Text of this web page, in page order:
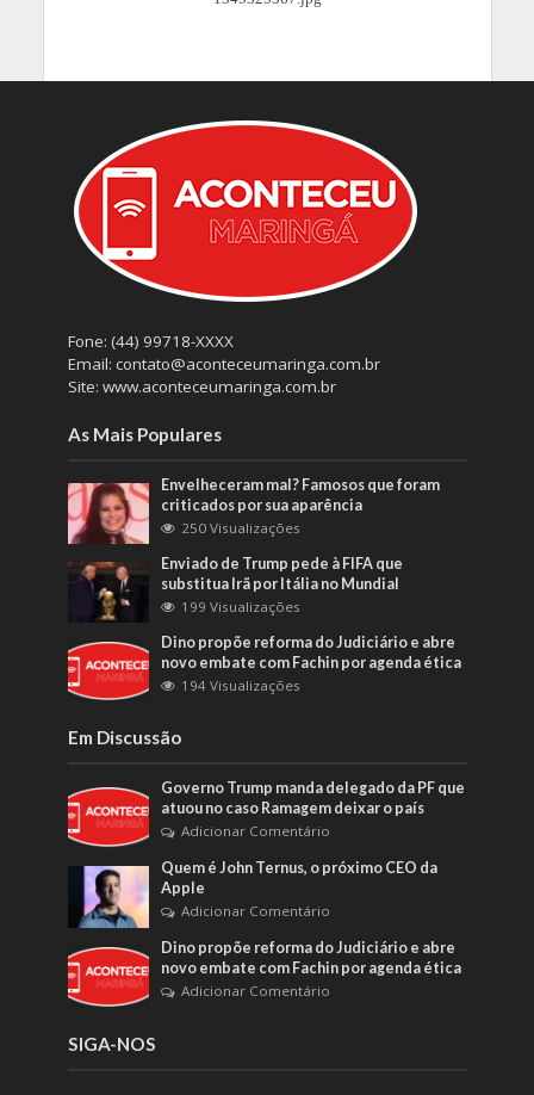
Fone: (44) 99718-XXXX
Email: contato@aconteceumaringa.com.br
Site: www.aconteceumaringa.com.br
As Mais Populares
Envelheceram mal? Famosos que foram
criticados por sua aparência
250 Visualizações
Enviado de Trump pede à FIFA que
substitua Irã por Itália no Mundial
199 Visualizações
Dino propõe reforma do Judiciário e abre
novo embate com Fachin por agenda ética
194 Visualizações
Em Discussão
Governo Trump manda delegado da PF que
atuou no caso Ramagem deixar o país
Adicionar Comentário
Quem é John Ternus, o próximo CEO da
Apple
Adicionar Comentário
Dino propõe reforma do Judiciário e abre
novo embate com Fachin por agenda ética
Adicionar Comentário
SIGA-NOS